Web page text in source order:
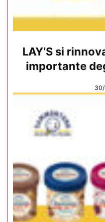
LAY’S si
importante